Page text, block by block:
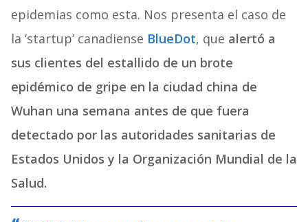
epidemias como esta. Nos presenta el caso de
la ‘startup’ canadiense BlueDot, que alertó a
sus clientes del estallido de un brote
epidémico de gripe en la ciudad china de
Wuhan una semana antes de que fuera
detectado por las autoridades sanitarias de
Estados Unidos y la Organización Mundial de la
Salud.